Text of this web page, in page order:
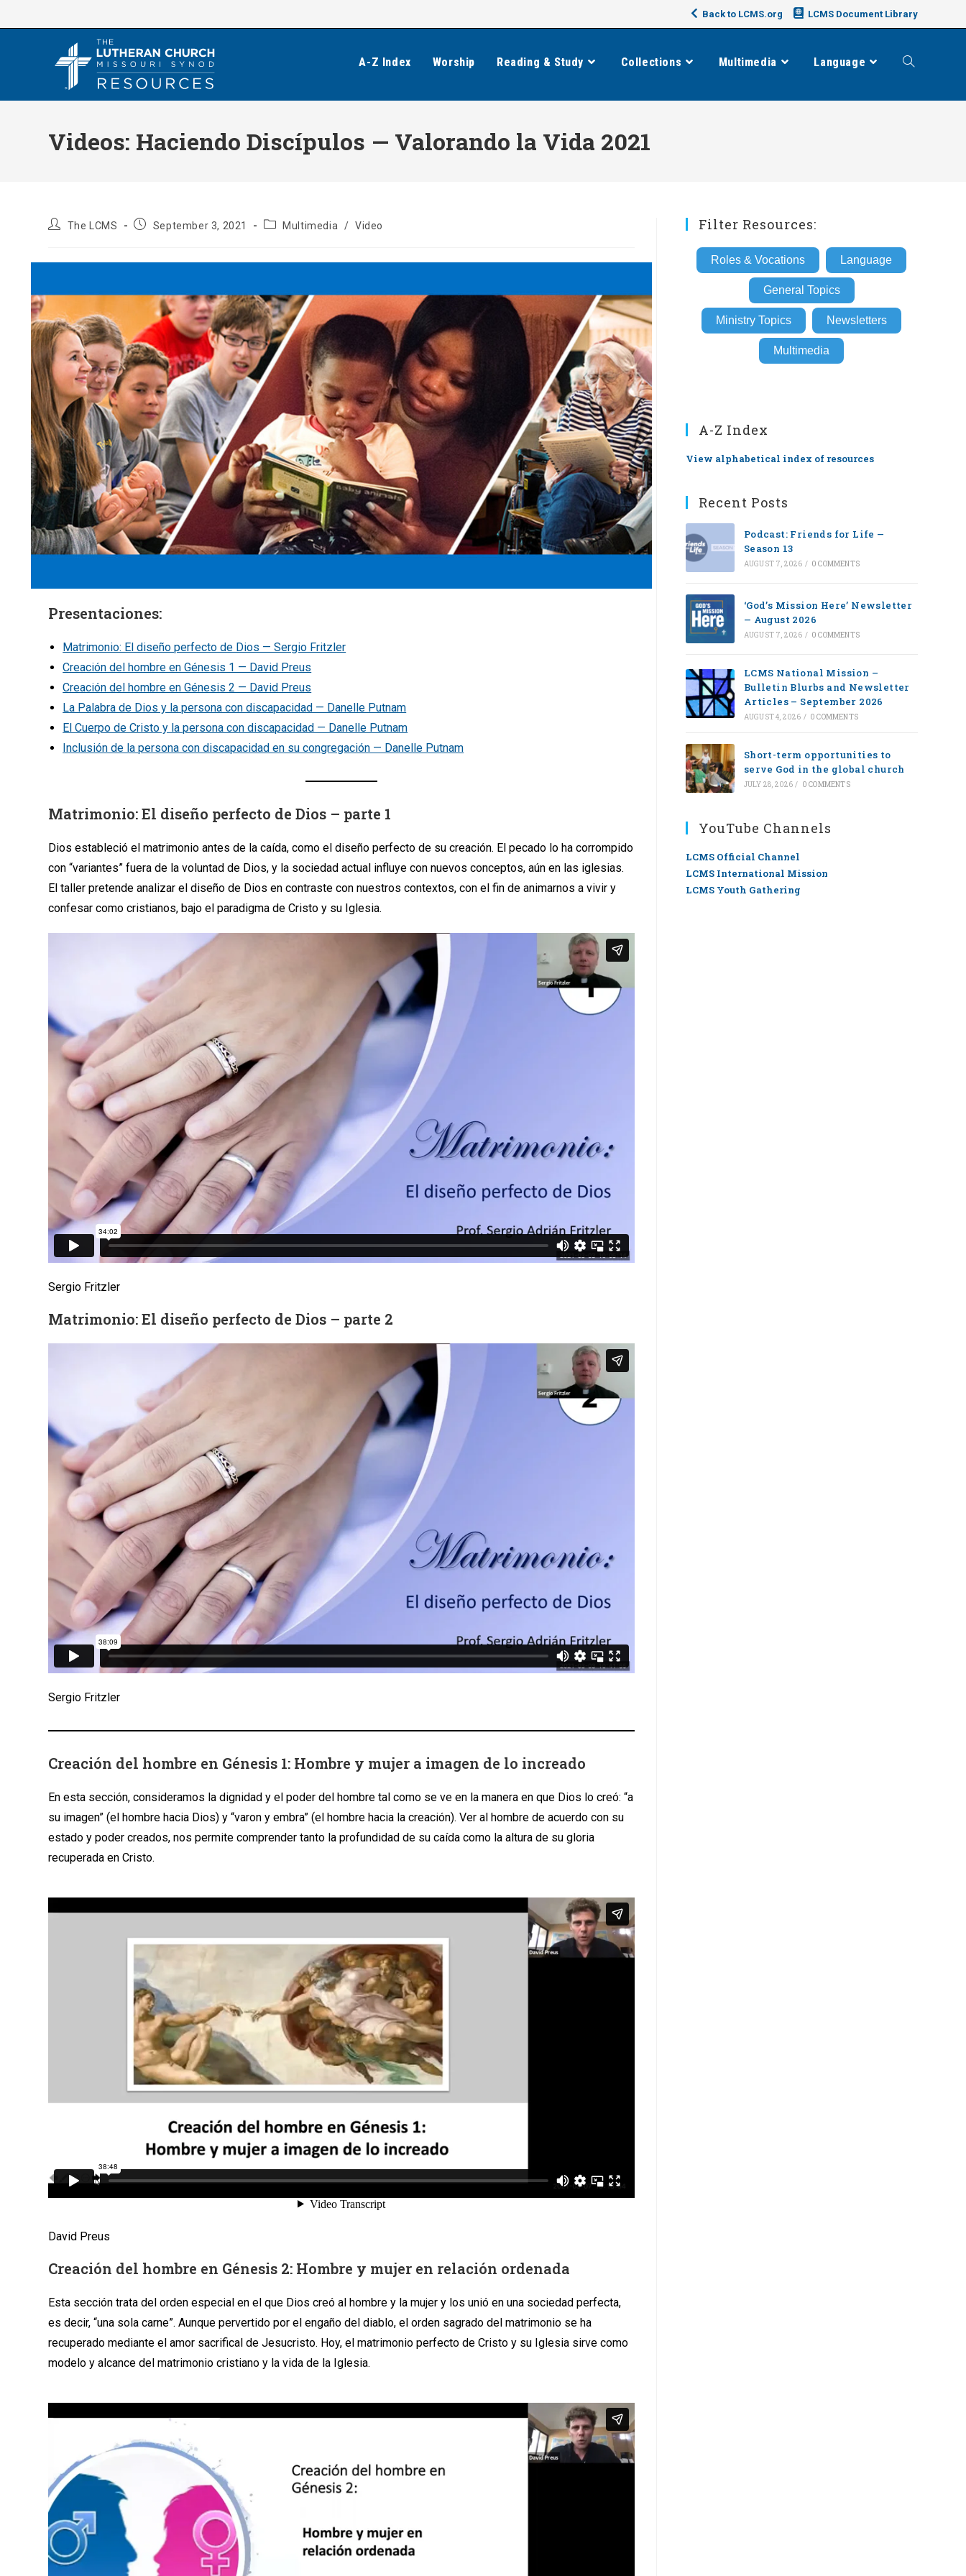
to
Back to LCMS.org LCMS Document Library
A-Z Index Worship Reading & Study Collections Multimedia Language Toggle
Videos: Haciendo Discípulos — Valorando la Vida 2021
PostThe LCMS
PostSeptember 3, 2021
PostMultimedia / Video
Presentaciones:
Matrimonio: El diseño perfecto de Dios — Sergio Fritzler
Creación del hombre en Génesis 1 — David Preus
Creación del hombre en Génesis 2 — David Preus
La Palabra de Dios y la persona con discapacidad — Danelle Putnam
El Cuerpo de Cristo y la persona con discapacidad — Danelle Putnam
Inclusión de la persona con discapacidad en su congregación — Danelle Putnam
Matrimonio: El diseño perfecto de Dios – parte 1
Dios estableció el matrimonio antes de la caída, como el diseño perfecto de su creación. El pecado lo ha corrompido
con “variantes” fuera de la voluntad de Dios, y la sociedad actual influye con nuevos conceptos, aún en las iglesias.
El taller pretende analizar el diseño de Dios en contraste con nuestros contextos, con el fin de animarnos a vivir y
confesar como cristianos, bajo el paradigma de Cristo y su Iglesia.
Sergio Fritzler
Matrimonio: El diseño perfecto de Dios – parte 2
Sergio Fritzler
Creación del hombre en Génesis 1: Hombre y mujer a imagen de lo increado
En esta sección, consideramos la dignidad y el poder del hombre tal como se ve en la manera en que Dios lo creó: “a
su imagen” (el hombre hacia Dios) y “varon y embra” (el hombre hacia la creación). Ver al hombre de acuerdo con su
estado y poder creados, nos permite comprender tanto la profundidad de su caída como la altura de su gloria
recuperada en Cristo.
David Preus
Creación del hombre en Génesis 2: Hombre y mujer en relación ordenada
Esta sección trata del orden especial en el que Dios creó al hombre y la mujer y los unió en una sociedad perfecta,
es decir, “una sola carne”. Aunque pervertido por el engaño del diablo, el orden sagrado del matrimonio se ha
recuperado mediante el amor sacrifical de Jesucristo. Hoy, el matrimonio perfecto de Cristo y su Iglesia sirve como
modelo y alcance del matrimonio cristiano y la vida de la Iglesia.
Filter Resources:
Roles & Vocations Language
General Topics
Ministry Topics Newsletters
Multimedia
A-Z Index
View alphabetical index of resources
Recent Posts
Podcast: Friends for Life —
Season 13
AUGUST 7, 2026 / 0 COMMENTS
‘God’s Mission Here’ Newsletter
— August 2026
AUGUST 7, 2026 / 0 COMMENTS
LCMS National Mission –
Bulletin Blurbs and Newsletter
Articles – September 2026
AUGUST 4, 2026 / 0 COMMENTS
Short-term opportunities to
serve God in the global church
JULY 28, 2026 / 0 COMMENTS
YouTube Channels
LCMS Official Channel
LCMS International Mission
LCMS Youth Gathering